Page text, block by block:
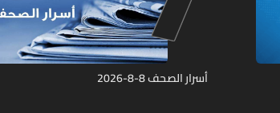
أسرار الصحف 8-8-2026